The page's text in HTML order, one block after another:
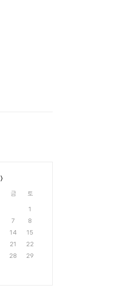
금 토
1
7
8
14
15
21
22
28
29